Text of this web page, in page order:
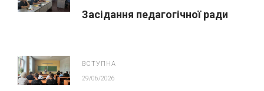
Засідання педагогічної ради
ВСТУПНА
29/06/2026